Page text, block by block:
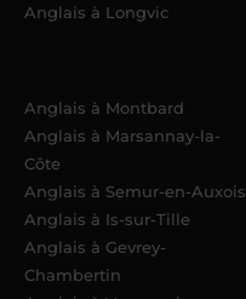
Anglais à Longvic
Anglais à Montbard
Anglais à Marsannay-la-
Côte
Anglais à Semur-en-Auxois
Anglais à Is-sur-Tille
Anglais à Gevrey-
Chambertin